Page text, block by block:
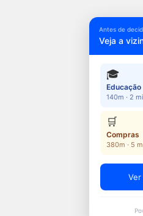
Antes de
Veja a
🎓
Educação
140m · 2
🛒
Compras
380m · 5